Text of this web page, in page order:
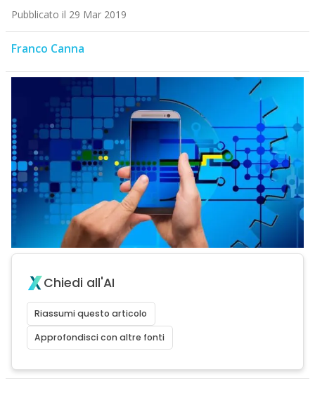
Pubblicato il 29 Mar 2019
Franco Canna
Chiedi all'AI
Riassumi questo articolo
Approfondisci con altre fonti